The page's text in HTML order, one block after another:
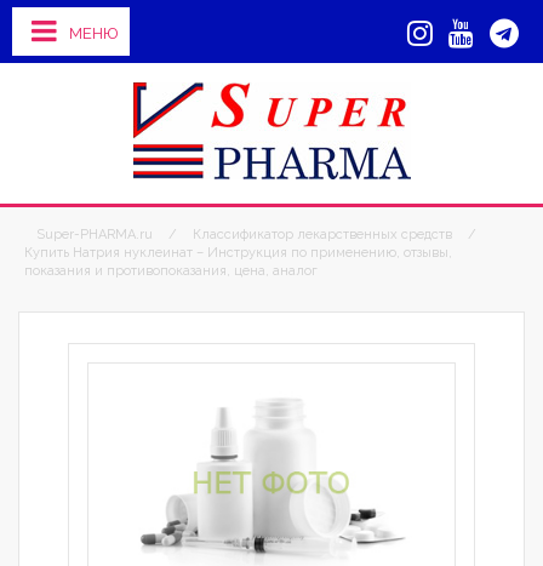
МЕНЮ
Super-PHARMA.ru / Классификатор лекарственных средств
/
Купить Натрия нуклеинат – Инструкция по применению, отзывы,
показания и противопоказания, цена, аналог